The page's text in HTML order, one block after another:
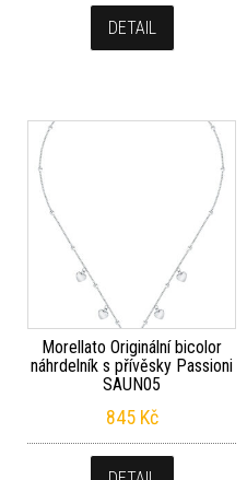
DETAIL
Morellato Originální bicolor
náhrdelník s přívěsky Passioni
SAUN05
845 Kč